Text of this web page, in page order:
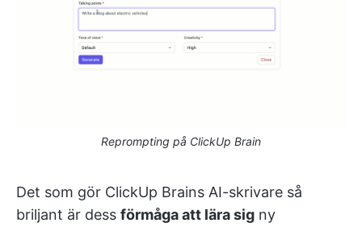
Reprompting på ClickUp Brain
Det som gör ClickUp Brains AI-skrivare så
briljant är dess förmåga att lära sig ny